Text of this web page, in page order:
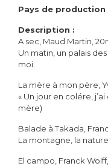
Pays de production
Description :
A sec, Maud Martin,
Un matin, un palais
moi.
La mère à mon père,
« Un jour en colére,
mère)
Balade à Takada,
La montagne, la
El campo, Franck